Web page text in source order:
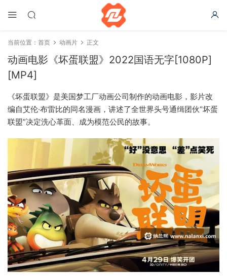
当前位置： 首页 动画片 正文
动画电影《坏蛋联盟》2022国语无字[1080P]
[MP4]
《坏蛋联盟》是美国梦工厂动画公司制作的动画电影，影片改
编自艾伦·布雷比的同名漫画，讲述了全世界头号通缉团伙“坏蛋
联盟”决定洗心革面、成为模范公民的故事。